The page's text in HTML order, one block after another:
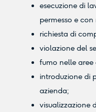
esecuzione di
permesso e
richiesta di
violazione del
fumo nelle aree
introduzione di
azienda;
visualizzazione